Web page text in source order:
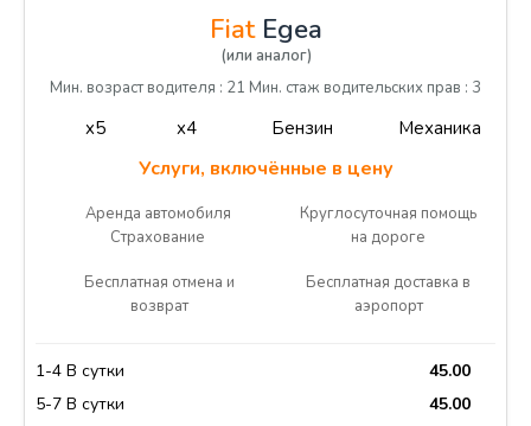
FiatEgea
(или аналог)
Мин. возраст водителя : 21 Мин. стаж водительских прав : 3
x5 x4 Бензин Механика
Услуги, включённые в цену
Аренда автомобиля
Страхование
Круглосуточная помощь
на дороге
Бесплатная отмена и
возврат
Бесплатная доставка в
аэропорт
1-4 В сутки
45.00
5-7 В сутки
45.00